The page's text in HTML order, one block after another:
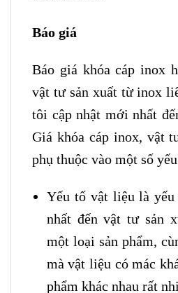
Báo giá
Báo giá khóa cáp inox
vật tư sản xuất từ inox
tôi cập nhật mới nhất
Giá khóa cáp inox, vật
phụ thuộc vào một số
Yếu tố vật liệu là
nhất đến vật tư sản
một loại sản phẩm,
mà vật liệu có mác
phẩm khác nhau rất